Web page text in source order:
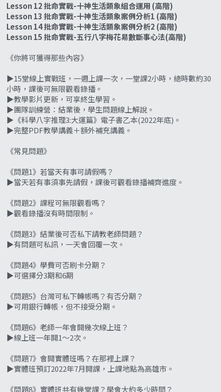
Lesson 12 批命實戰-十神生活類象組合運用 (高階)
Lesson 13 批命實戰-十神生活類象案例分析1 (高階)
Lesson 14 批命實戰-十神生活類象案例分析2 (高階)
Lesson 15 批命實戰-五行八字梅花易數斷事心法(高階)
《你將可獲得那些內容》
▶️15堂線上實戰班，一週上課一次，一堂課2小時，總時數約30
小時，課後可無限觀看錄播。
▶️教學影片更新，可享終生學習。
▶️團隊訓練營：結業後，學生問題線上解說。
▶️《科學八字推理3:大運篇》電子書乙本(2022年底)。
▶️完整PDF教學講義＋額外補充講義。
《常見問題》
《問題1》若當天有事可請假嗎？
▶️當天若有事須事先請假，課後可觀看錄播補齊進度。
《問題2》課程可無限觀看嗎？
▶️觀看錄播沒有時間限制。
《問題3》結業後可否私下請教老師問題？
▶️有問題可私訊，一天會回覆一次。
《問題4》學費可否刷卡分期？
▶️可選擇分3期和6期
《問題5》台灣可私下轉帳嗎？有否分期？
▶️可用銀行轉帳，但不接受分期。
《問題6》老師一年會開幾次線上班？
▶️線上班一年開1～2次。
《問題7》會開實體班嗎？在那裡上課？
▶️實體班預訂2022年7月開課，上課地點為高雄市。
《問題8》實體班共有幾堂課？學會大約多少時間？